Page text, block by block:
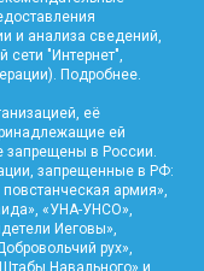
и анализа сведений,
"Интернет",
Подробнее
её
ей
запрещены в России.
запрещенные в РФ:
армия»,
«УНА-УНСО»,
Иеговы»,
рух»,
Навального» и